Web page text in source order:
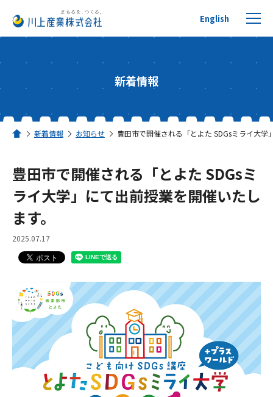
English
リサイクルへの取り組み
活用事例
川上産業について
採用情報
お問い合わせ
新着情報
ホーム
新着情報 お知らせ 豊田市で開催される「とよた SDGsミライ大
豊田市で開催される「とよた SDGsミ
ライ大学」にて出前授業を開催いたし
ます。
2025.07.17